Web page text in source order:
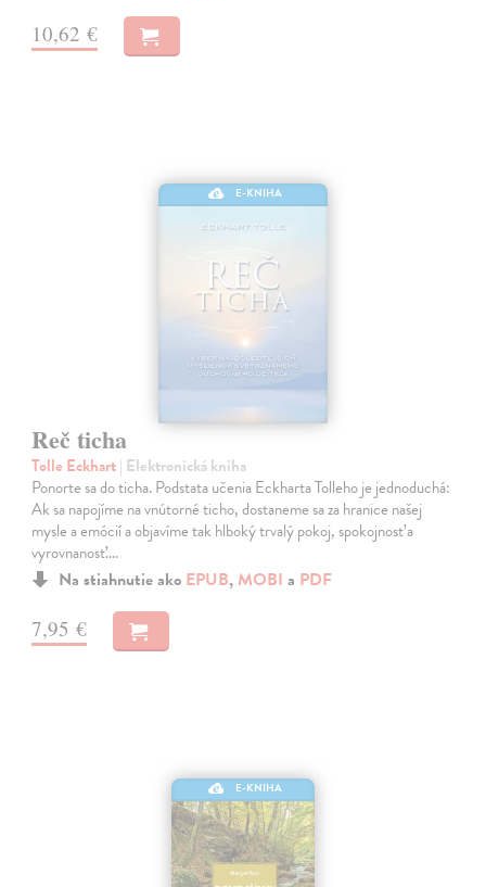
10,62 €
E-KNIHA
Reč ticha
Tolle Eckhart| Elektronická kniha
Ponorte sa do ticha. Podstata učenia Eckharta Tolleho je jednoduchá:
Ak sa napojíme na vnútorné ticho, dostaneme sa za hranice našej
mysle a emócií a objavíme tak hlboký trvalý pokoj, spokojnosť a
vyrovnanosť.…
Na stiahnutie ako EPUB, MOBI a PDF
7,95 €
E-KNIHA